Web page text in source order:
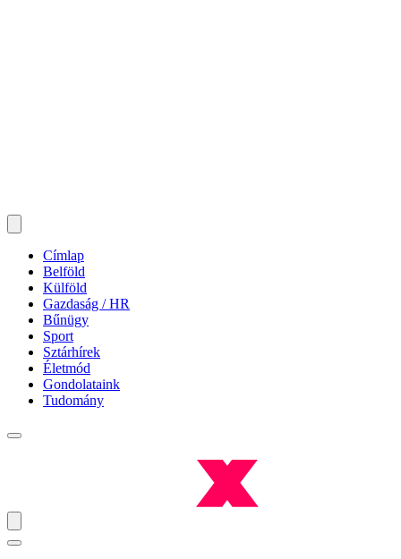
Címlap
Belföld
Külföld
Gazdaság / HR
Bűnügy
Sport
Sztárhírek
Életmód
Gondolataink
Tudomány